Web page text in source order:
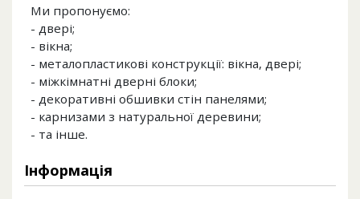
Ми пропонуємо:
- двері;
- вікна;
- металопластикові конструкції: вікна, двері;
- міжкімнатні дверні блоки;
- декоративні обшивки стін панелями;
- карнизами з натуральної деревини;
- та інше.
Інформація